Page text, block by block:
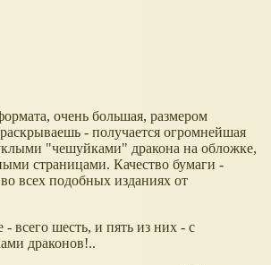
очень большая, размером
- получается огромнейшая
"чешуйками" дракона на обложке,
страницами. Качество бумаги -
всех подобных изданиях от
- всего шесть, и пять из них - с
драконов!..